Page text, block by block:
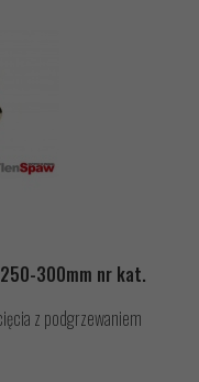
300mm nr kat.
z podgrzewaniem